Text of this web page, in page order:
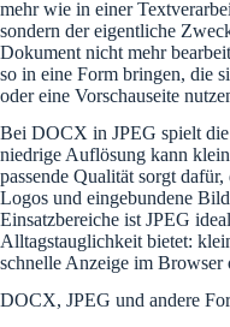
mehr wie in einer
sondern der eigentliche
Dokument nicht mehr
so in eine Form bringen, die
oder eine Vorschauseite
Bei DOCX in JPEG spielt
niedrige Auflösung kann
passende Qualität sorgt
Logos und eingebundene
Einsatzbereiche ist JPEG
Alltagstauglichkeit bietet:
schnelle Anzeige im Browser
DOCX, JPEG und andere